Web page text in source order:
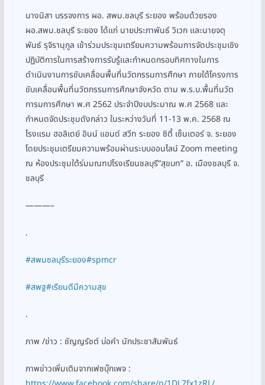
นางนิสา บรรจงการ ผอ. สพม.ชลบุรี ระยอง พร้อมด้วยรอง
ผอ.สพม.ชลบุรี ระยอง ได้แก่ นายประภาพันธ์ วิเวก และนายจตุ
พันธ์ รุจิรานุกูล เข้าร่วมประชุมเตรียมความพร้อมการจัดประชุมเชิง
ปฏิบัติการในการสร้างการรับรู้และกำหนดกรอบทิศทางในการ
ดำเนินงานการขับเคลื่อนพื้นที่นวัตกรรมการศึกษา ภายใต้โครงการ
ขับเคลื่อนพื้นที่นวัตกรรมการศึกษาจังหวัด ตาม พ.ร.บ.พื้นที่นวัต
การมการศึกษา พ.ศ 2562 ประจำปีงบประมาณ พ.ศ 2568 และ
กำหนดจัดประชุมดังกล่าว ในระหว่างวันที่ 11-13 พ.ค. 2568 ณ
โรงแรม ฮอลิเดย์ อินน์ แอนด์ สวีท ระยอง ซิตี้ เซ็นเตอร์ จ. ระยอง
โดยประชุมเตรียมความพร้อมผ่านระบบออนไลน์ Zoom meeting
ณ ห้องประชุมใต้ร่มมณฑปโรงเรียนชลบุรี“สุขบท” อ. เมืองชลบุรี จ.
ชลบุรี
———–
.
#สพมชลบุรีระยอง#spmcr
#สพฐ#เรียนดีมีความสุข
.
ภาพ /ข่าว : ชัญญรัชต์ บ่อคำ นักประชาสัมพันธ์
ภาพข่าวเพิ่มเติมจากเฟซบุ๊กเพจ :